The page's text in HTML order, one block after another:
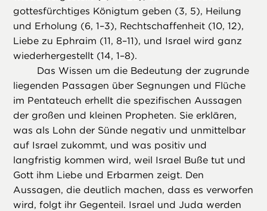
gottesfürchtiges Königtum geben (3, 5), Heilung
und Erholung (6, 1–3), Rechtschaffenheit (10, 12),
Liebe zu Ephraim (11, 8–11), und Israel wird ganz
wiederhergestellt (14, 1–8).
Das Wissen um die Bedeutung der zugrunde
liegenden Passagen über Segnungen und Flüche
im Pentateuch erhellt die spezifischen Aussagen
der großen und kleinen Propheten. Sie erklären,
was als Lohn der Sünde negativ und unmittelbar
auf Israel zukommt, und was positiv und
langfristig kommen wird, weil Israel Buße tut und
Gott ihm Liebe und Erbarmen zeigt. Den
Aussagen, die deutlich machen, dass es verworfen
wird, folgt ihr Gegenteil. Israel und Juda werden